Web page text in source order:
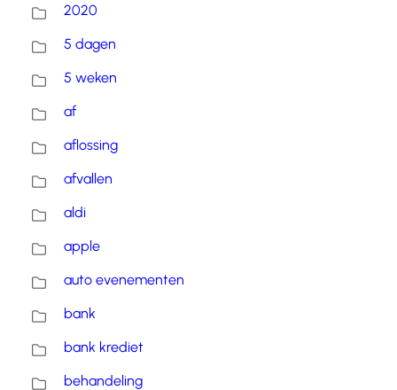
2020
5 dagen
5 weken
af
aflossing
afvallen
aldi
apple
auto evenementen
bank
bank krediet
behandeling